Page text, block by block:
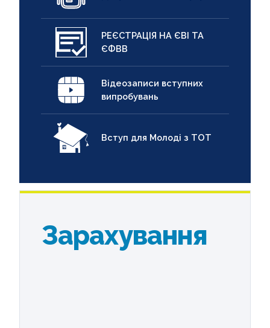
РЕЄСТРАЦІЯ НА ЄВІ ТА
ЄФВВ
Відеозаписи вступних
випробувань
Вступ для Молоді з ТОТ
Зарахування